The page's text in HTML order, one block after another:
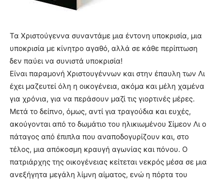
Τα Χριστούγεννα συναντάμε μια έντονη υποκρισία, μια
υποκρισία με κίνητρο αγαθό, αλλά σε κάθε περίπτωση
δεν παύει να συνιστά υποκρισία!
Είναι παραμονή Χριστουγέννων και στην έπαυλη των Λι
έχει μαζευτεί όλη η οικογένεια, ακόμα και μέλη χαμένα
για χρόνια, για να περάσουν μαζί τις γιορτινές μέρες.
Μετά το δείπνο, όμως, αντί για τραγούδια και ευχές,
ακούγονται από το δωμάτιο του ηλικιωμένου Σίμεον Λι ο
πάταγος από έπιπλα που αναποδογυρίζουν και, στο
τέλος, μια απόκοσμη κραυγή αγωνίας και πόνου. Ο
πατριάρχης της οικογένειας κείτεται νεκρός μέσα σε μια
ανεξήγητα μεγάλη λίμνη αίματος, ενώ η πόρτα του